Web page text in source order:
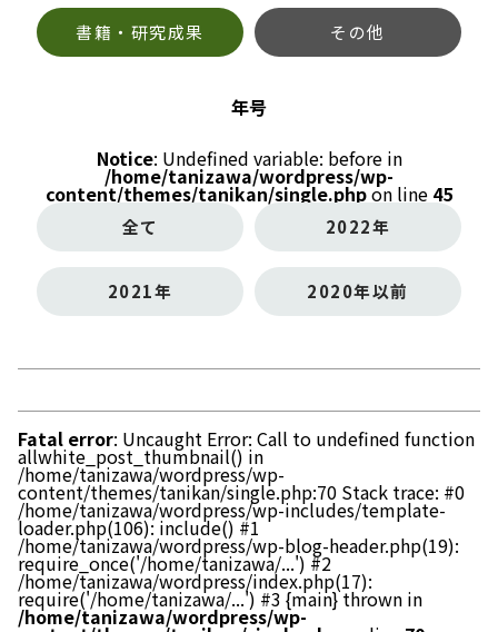
書籍・研究成果 その他
年号
Notice: Undefined variable: before in
/home/tanizawa/wordpress/wp-
content/themes/tanikan/single.phpon line 45
全て 2022年
2021年 2020年以前
Fatal error: Uncaught Error: Call to undefined function
allwhite_post_thumbnail() in
/home/tanizawa/wordpress/wp-
content/themes/tanikan/single.php:70 Stack trace: #0
/home/tanizawa/wordpress/wp-includes/template-
loader.php(106): include() #1
/home/tanizawa/wordpress/wp-blog-header.php(19):
require_once('/home/tanizawa/...') #2
/home/tanizawa/wordpress/index.php(17):
require('/home/tanizawa/...') #3 {main} thrown in
/home/tanizawa/wordpress/wp-